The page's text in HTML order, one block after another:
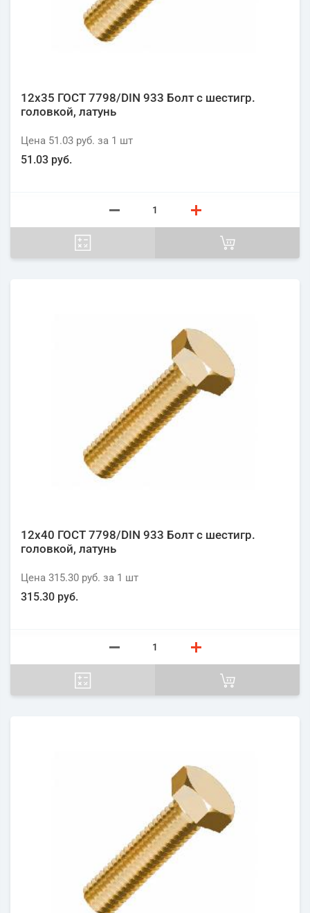
12х35 ГОСТ 7798/DIN 933 Болт с шестигр.
головкой, латунь
Цена 51.03 руб. за 1 шт
51.03 руб.
12х40 ГОСТ 7798/DIN 933 Болт с шестигр.
головкой, латунь
Цена 315.30 руб. за 1 шт
315.30 руб.